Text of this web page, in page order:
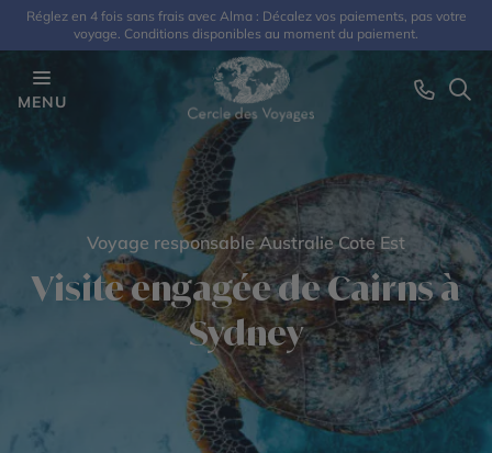
Réglez en 4 fois sans frais avec Alma : Décalez vos paiements, pas votre
voyage. Conditions disponibles au moment du paiement.
MENU
Voyage responsable Australie Cote Est
Visite engagée de Cairns à
Sydney